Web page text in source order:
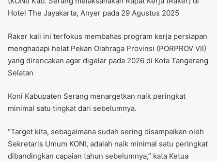
Hotel The Jayakarta, Anyer pada 29 Agustus 2025
Raker kali ini terfokus membahas program kerja persiapan
menghadapi helat Pekan Olahraga Provinsi (PORPROV VII)
yang direncakan agar digelar pada 2026 di Kota Tangerang
Selatan
Koni Kabupaten Serang menargetkan naik peringkat
minimal satu tingkat dari sebelumnya.
“Target kita, sebagaimana sudah sering disampaikan oleh
Sekretaris Umum KONI, adalah naik minimal satu peringkat
dibandingkan capaian tahun sebelumnya,” kata Ketua